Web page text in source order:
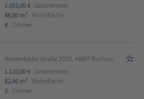
1.093,00 € Gesamtmiete
88,50 m2
Wohnfläche
4 Zimmer
Westenfelder Straße 202D, 44867 Bochum
1.110,00 € Gesamtmiete
82,46 m2
Wohnfläche
3 Zimmer